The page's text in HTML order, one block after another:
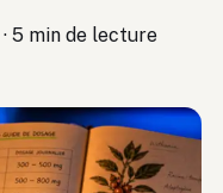
· 5 min de lecture